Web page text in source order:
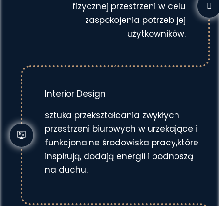
fizycznej przestrzeni w celu
zaspokojenia potrzeb jej
użytkowników.
Interior Design
sztuka przekształcania zwykłych
przestrzeni biurowych w urzekające i
funkcjonalne środowiska pracy,które
inspirują, dodają energii i podnoszą
na duchu.